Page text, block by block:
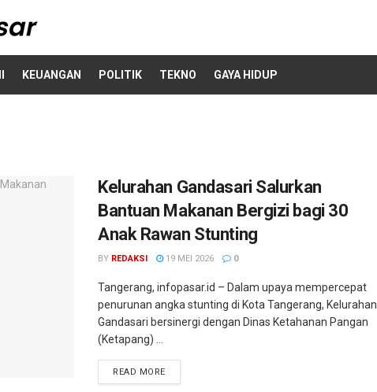
KEUANGAN POLITIK TEKNO GAYA HIDUP
Kelurahan Gandasari Salurkan
Bantuan Makanan Bergizi bagi 30
Anak Rawan Stunting
BY REDAKSI 19 MEI 2026 0
Tangerang, infopasar.id – Dalam upaya mempercepat
penurunan angka stunting di Kota Tangerang, Kelurahan
Gandasari bersinergi dengan Dinas Ketahanan Pangan
(Ketapang) ...
READ MORE